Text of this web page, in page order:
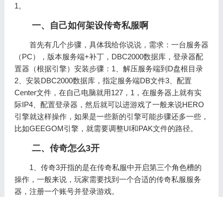
1。
一、自己如何架设传奇私服啊
首先有几个步骤，具体我给你说说，需求：一台服务器
（PC），版本服务端+补丁，DBC2000数据库，登录器配
置器（根据引擎）安装步骤：1、解压服务端到D盘根目录
2、安装DBC2000数据库，指定服务端DB文件3、配置
Center文件，在自己电脑就用127，1，在服务器上就有实
际IP4、配置登录器，然后就可以进游戏了一般来说HERO
引擎就这样操作，如果是一些新的引擎可能步骤还多一些，
比如GEEGOM引擎，就需要调整UI和PAK文件的路径。
二、传奇怎么3开
1、传奇3开指的是在传奇私服中开启第三个角色槽的
操作，一般来说，玩家需要找到一个合适的传奇私服服务
器，注册一个账号并登录游戏。